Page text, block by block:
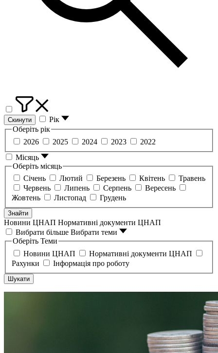
Скинути
Рік
Оберіть рік
2026
2025 2024 2023
2022
Місяць
Оберіть місяць
Січень
Лютий Березень Квітень
Травень
Червень
Липень Серпень
Вересень
Жовтень
Листопад Грудень
Знайти
Новини ЦНАП Нормативні документи ЦНАП
Вибрати більше Вибрати теми
Оберіть Теми
Новини ЦНАП
Нормативні документи ЦНАП
Рахунки
Інформація про роботу
Шукати